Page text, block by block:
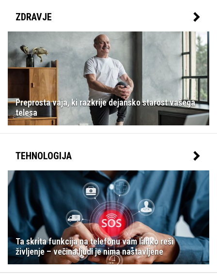
ZDRAVJE
Preprosta vaja, ki razkrije dejansko starost vašega
telesa
TEHNOLOGIJA
Ta skrita funkcija na telefonu vam lahko reši
življenje – večina ljudi je nima nastavljene